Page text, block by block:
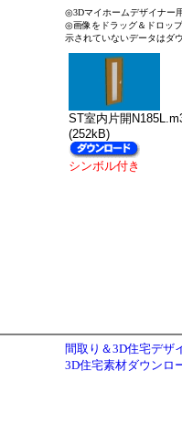
◎3Dマイホームデザイナー
◎画像をドラッグ＆ドロッ
示されていないデータはダ
ST室内片開
(252kB)
シンボル付き
間取り＆3D住宅デザ
3D住宅素材ダウンロ